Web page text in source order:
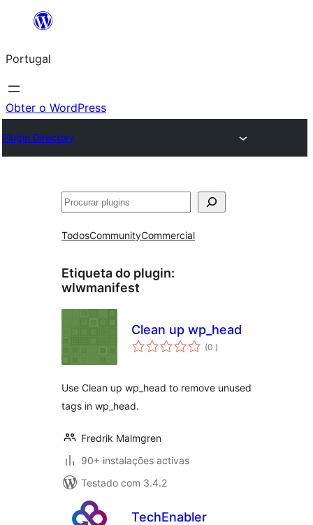
Saltar
o
conteúdo
Portugal
Obter o WordPress
Plugin Directory
Pesquisar
TodosCommunityCommercial
Etiqueta do plugin:
wlwmanifest
Clean up wp_head
(0 classificações
)
Use Clean up wp_head to remove unused
tags in wp_head.
Fredrik Malmgren
90+ instalações activas
Testado com 3.4.2
TechEnabler